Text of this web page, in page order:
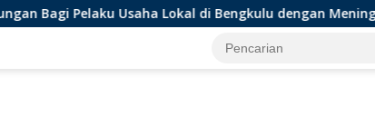
Usaha Lokal di Bengkulu dengan Meningkatkan